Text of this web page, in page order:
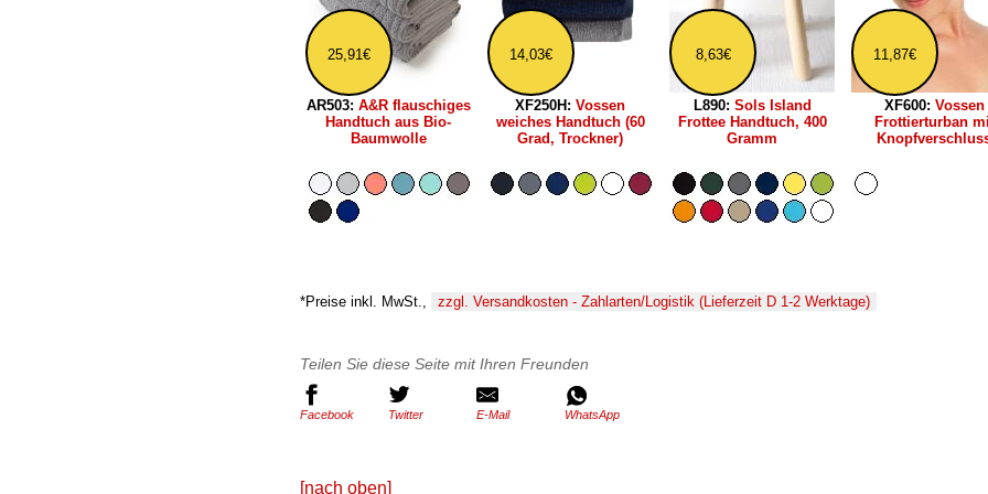
25,91€
AR503: A&R flauschiges
Handtuch aus Bio-
Baumwolle
14,03€
XF250H: Vossen
weiches Handtuch (60
Grad, Trockner)
8,63€
L890: Sols Island
Frottee Handtuch, 400
Gramm
11,87€
XF600: Vossen
Frottierturban
*Preise inkl. MwSt., zzgl. Versandkosten - Zahlarten/Logistik (Lieferzeit D 1-2 Werktage)
Teilen Sie diese Seite mit Ihren Freunden
Facebook Twitter E-Mail WhatsApp
[nach oben]